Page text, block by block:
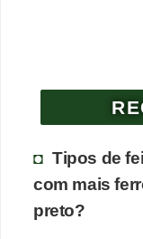
Tipos de
com mais
preto?